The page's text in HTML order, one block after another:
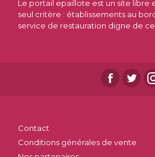
Le portail epaillote est un site libre
seul critère : établissements au
service de restauration digne de ce
Contact
Conditions générales de vente